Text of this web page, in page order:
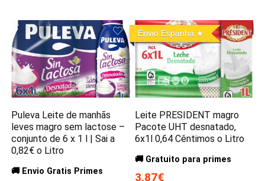
Puleva Leite de manhãs
leves magro sem lactose –
conjunto de 6 x 1 l | Sai a
0,82€ o Litro
🚚 Envio Gratis Primes
Envio Espanha
Leite PRESIDENT magro
Pacote UHT desnatado,
6x1l 0,64 Cêntimos o Litro
🚚 Gratuito para primes
3,87€